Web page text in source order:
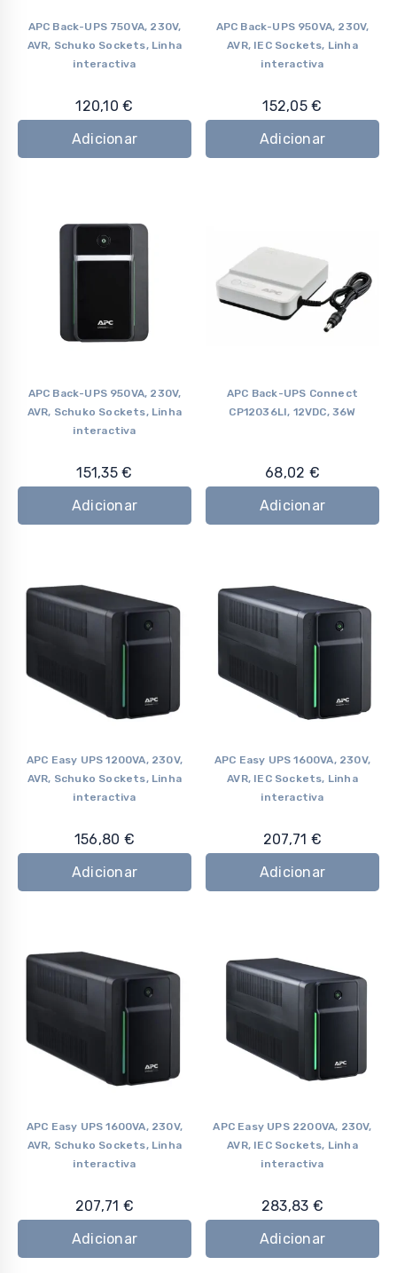
APC Back-UPS 750VA, 230V,
AVR, Schuko Sockets, Linha
interactiva
120,10€
Adicionar
APC Back-UPS 950VA, 230V,
AVR, IEC Sockets, Linha
interactiva
152,05€
Adicionar
APC Back-UPS 950VA, 230V,
AVR, Schuko Sockets, Linha
interactiva
151,35€
Adicionar
APC Back-UPS Connect
CP12036LI, 12VDC, 36W
68,02 €
Adicionar
APC Easy UPS 1200VA, 230V,
AVR, Schuko Sockets, Linha
interactiva
156,80 €
Adicionar
APC Easy UPS 1600VA, 230V,
AVR, IEC Sockets, Linha
interactiva
207,71 €
Adicionar
APC Easy UPS 1600VA, 230V,
AVR, Schuko Sockets, Linha
interactiva
207,71 €
Adicionar
APC Easy UPS 2200VA, 230V,
AVR, IEC Sockets, Linha
interactiva
283,83 €
Adicionar